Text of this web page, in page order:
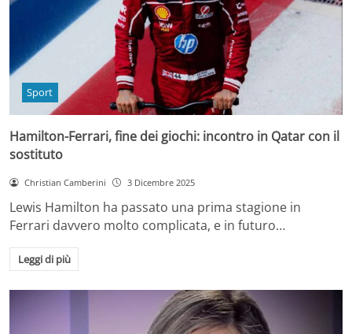
Sport
Hamilton-Ferrari, fine dei giochi: incontro in Qatar con il
sostituto
Christian Camberini 3 Dicembre 2025
Lewis Hamilton ha passato una prima stagione in
Ferrari davvero molto complicata, e in futuro…
Leggi di più